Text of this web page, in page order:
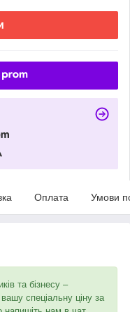
Оплата Умови
та бізнесу –
спеціальну ціну за